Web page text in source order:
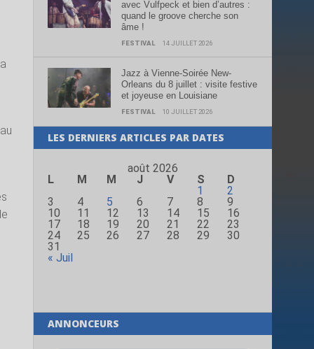
avec Vulfpeck et bien d’autres :
quand le groove cherche son
âme !
FESTIVAL 14 JUILLET 2026
Jazz à Vienne-Soirée New-
Orleans du 8 juillet : visite festive
et joyeuse en Louisiane
FESTIVAL 10 JUILLET 2026
LES DERNIERS ARTICLES PAR DATES
août 2026
L
M M J V S
D
1
2
3
4 5 6 7 8
9
10
11 12 13 14 15
16
17
18 19 20 21 22
23
24
25 26 27 28 29
30
31
« Juil
ANNONCEURS